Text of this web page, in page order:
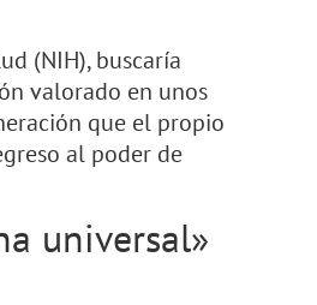
(NIH), buscaría
valorado en unos
que el propio
al poder de
universal»